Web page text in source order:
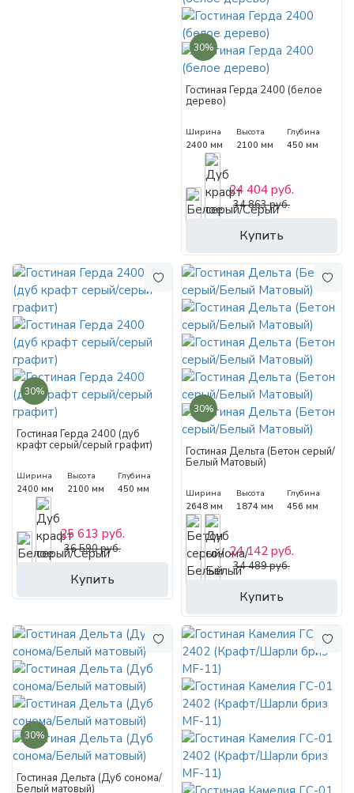
30%
Гостиная Герда 2400 (белое
дерево)
Ширина
2400 мм
Высота
2100 мм
Глубина
450 мм
Купить
24 404 руб.
34 863 руб.
30%
Гостиная Герда 2400 (дуб
крафт серый/серый графит)
Ширина
2400 мм
Высота
2100 мм
Глубина
450 мм
Купить
25 613 руб.
36 590 руб.
30%
Гостиная Дельта (Бетон серый/
Белый Матовый)
Ширина
2648 мм
Высота
1874 мм
Глубина
456 мм
Купить
24 142 руб.
34 489 руб.
30%
Гостиная Дельта (Дуб сонома/
Белый матовый)